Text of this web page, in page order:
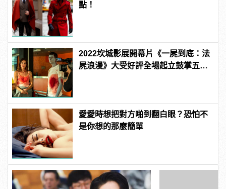
點！
2022坎城影展開幕片《一屍到底：法
屍浪漫》大受好評全場起立鼓掌五分
愛愛時想把對方啪到翻白眼？恐怕不
是你想的那麼簡單